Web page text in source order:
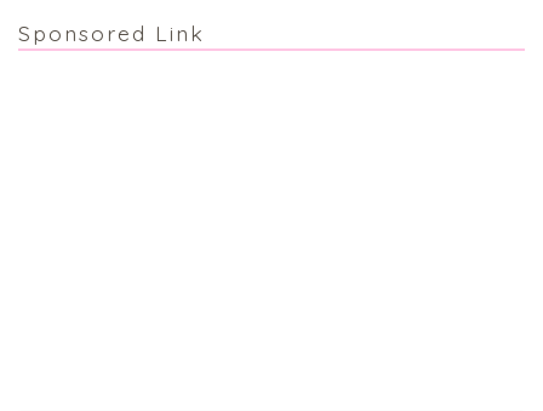
Sponsored Link